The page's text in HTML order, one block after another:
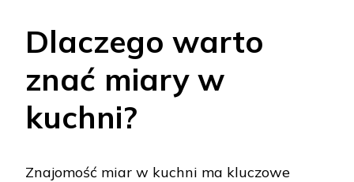
Dlaczego warto
znać miary w
kuchni?
Znajomość miar w kuchni ma kluczowe